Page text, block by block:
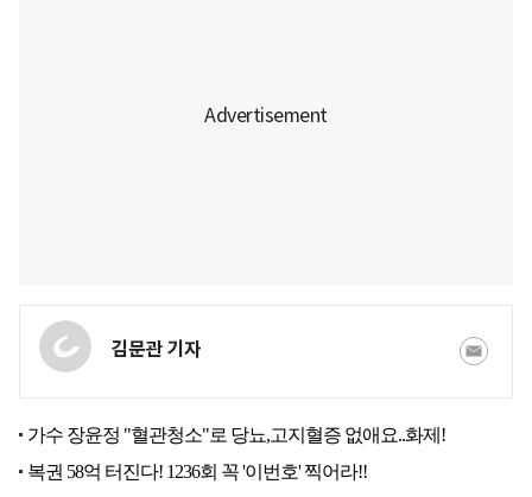
김문관 기자